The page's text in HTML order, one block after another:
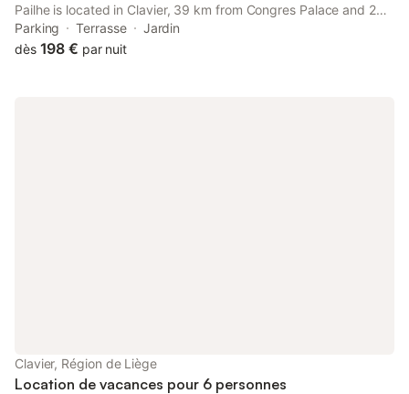
Pailhe is located in Clavier, 39 km from Congres Palace and 25
km from Jehay-Bodegnée Castle. This property offers access to
a terrace and free private parking.
Parking Terrasse
Jardin
dès 198 € par nuit
Clavier, Région de Liège
Location de vacances pour 6 personnes